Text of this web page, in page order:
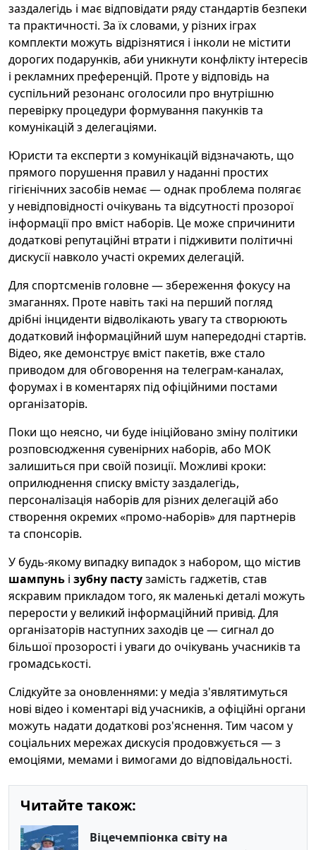
заздалегідь і має відповідати ряду стандартів безпеки
та практичності. За їх словами, у різних іграх
комплекти можуть відрізнятися і інколи не містити
дорогих подарунків, аби уникнути конфлікту інтересів
і рекламних преференцій. Проте у відповідь на
суспільний резонанс оголосили про внутрішню
перевірку процедури формування пакунків та
комунікацій з делегаціями.
Юристи та експерти з комунікацій відзначають, що
прямого порушення правил у наданні простих
гігієнічних засобів немає — однак проблема полягає
у невідповідності очікувань та відсутності прозорої
інформації про вміст наборів. Це може спричинити
додаткові репутаційні втрати і підживити політичні
дискусії навколо участі окремих делегацій.
Для спортсменів головне — збереження фокусу на
змаганнях. Проте навіть такі на перший погляд
дрібні інциденти відволікають увагу та створюють
додатковий інформаційний шум напередодні стартів.
Відео, яке демонструє вміст пакетів, вже стало
приводом для обговорення на телеграм-каналах,
форумах і в коментарях під офіційними постами
організаторів.
Поки що неясно, чи буде ініційовано зміну політики
розповсюдження сувенірних наборів, або МОК
залишиться при своїй позиції. Можливі кроки:
оприлюднення списку вмісту заздалегідь,
персоналізація наборів для різних делегацій або
створення окремих «промо-наборів» для партнерів
та спонсорів.
У будь-якому випадку випадок з набором, що містив
шампунь і зубну пастузамість гаджетів, став
яскравим прикладом того, як маленькі деталі можуть
перерости у великий інформаційний привід. Для
організаторів наступних заходів це — сигнал до
більшої прозорості і уваги до очікувань учасників та
громадськості.
Слідкуйте за оновленнями: у медіа з'являтимуться
нові відео і коментарі від учасників, а офіційні органи
можуть надати додаткові роз'яснення. Тим часом у
соціальних мережах дискусія продовжується — з
емоціями, мемами і вимогами до відповідальності.
Читайте також:
Віцечемпіонка світу на